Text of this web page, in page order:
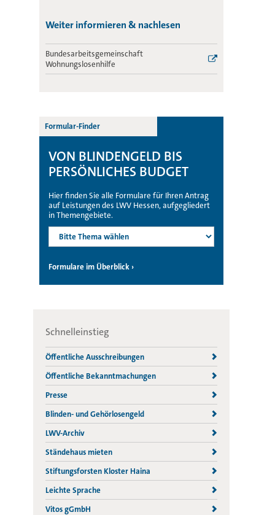
Weiter informieren & nachlesen
Bundesarbeitsgemeinschaft
Wohnungslosenhilfe
Formular-Finder
VON BLINDENGELD BIS
PERSÖNLICHES BUDGET
Hier finden Sie alle Formulare für Ihren Antrag
auf Leistungen des LWV Hessen, aufgegliedert
in Themengebiete.
Formulare im Überblick ›
Schnelleinstieg
Öffentliche Ausschreibungen
Öffentliche Bekanntmachungen
Presse
Blinden- und Gehörlosengeld
LWV-Archiv
Ständehaus mieten
Stiftungsforsten Kloster Haina
Leichte Sprache
Vitos gGmbH